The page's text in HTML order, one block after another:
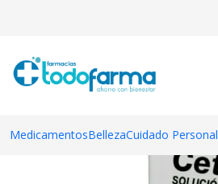
MedicamentosBellezaCuidado Personal